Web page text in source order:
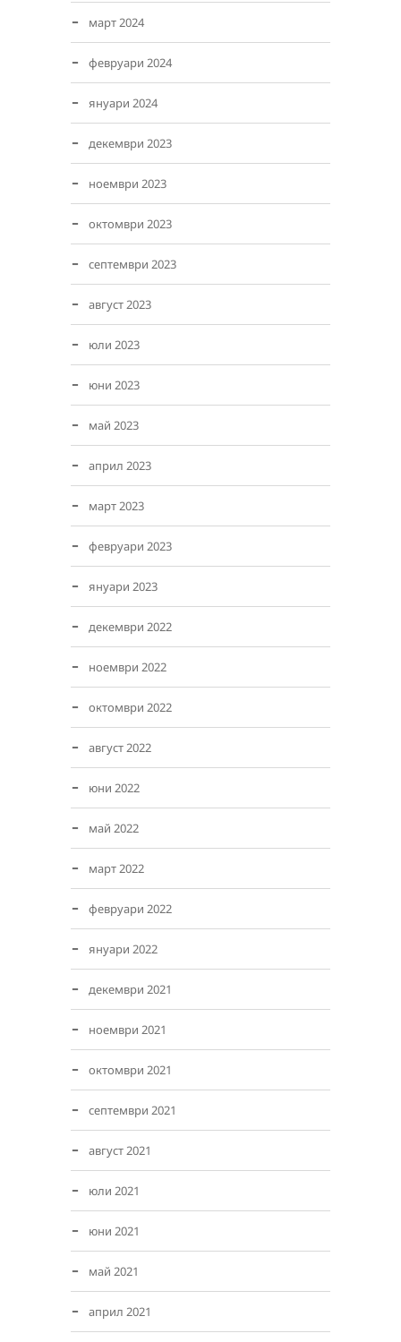
март 2024
февруари 2024
януари 2024
декември 2023
ноември 2023
октомври 2023
септември 2023
август 2023
юли 2023
юни 2023
май 2023
април 2023
март 2023
февруари 2023
януари 2023
декември 2022
ноември 2022
октомври 2022
август 2022
юни 2022
май 2022
март 2022
февруари 2022
януари 2022
декември 2021
ноември 2021
октомври 2021
септември 2021
август 2021
юли 2021
юни 2021
май 2021
април 2021